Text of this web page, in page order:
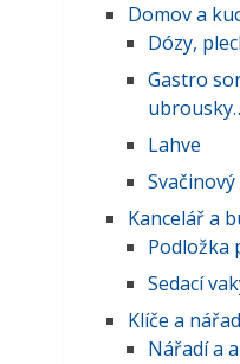
Domov a
Dózy,
Gastro
Lahve
Kancelář a
Podložka
Sedací
Klíče a
Nářadí a